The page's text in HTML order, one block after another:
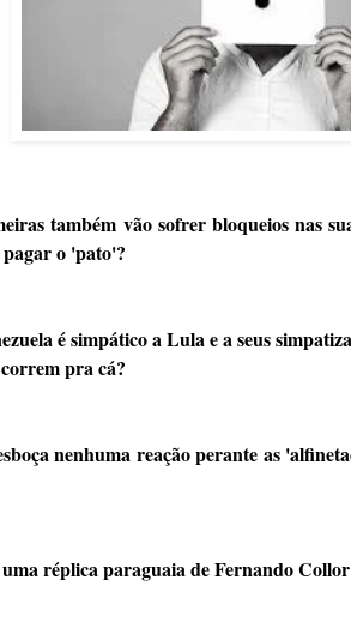
também vão sofrer bloqueios nas
o 'pato'?
é simpático a Lula e a seus
pra cá?
nenhuma reação perante as
réplica paraguaia de Fernando